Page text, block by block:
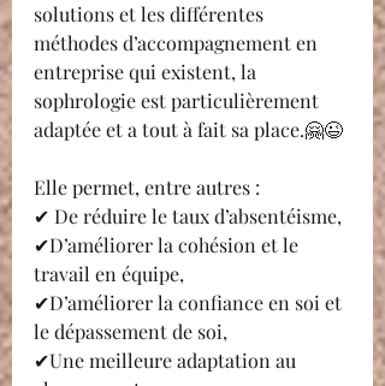
solutions et les différentes
méthodes d’accompagnement en
entreprise qui existent, la
sophrologie est particulièrement
adaptée et a tout à fait sa place.🤗😉
Elle permet, entre autres :
✔ De réduire le taux d’absentéisme,
✔D’améliorer la cohésion et le
travail en équipe,
✔D’améliorer la confiance en soi et
le dépassement de soi,
✔Une meilleure adaptation au